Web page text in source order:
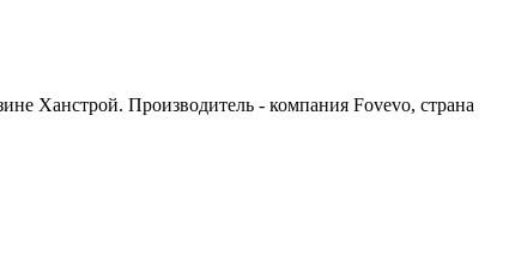
Ханстрой. Производитель - компания Fovevo, страна